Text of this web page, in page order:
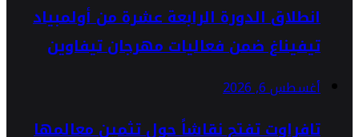
انطلاق الدورة الرابعة عشرة من أولمبياد
تيفيناغ ضمن فعاليات مهرجان تيفاوين
أغسطس 6, 2026
تافراوت تفتح نقاشاً حول تثمين معالمها